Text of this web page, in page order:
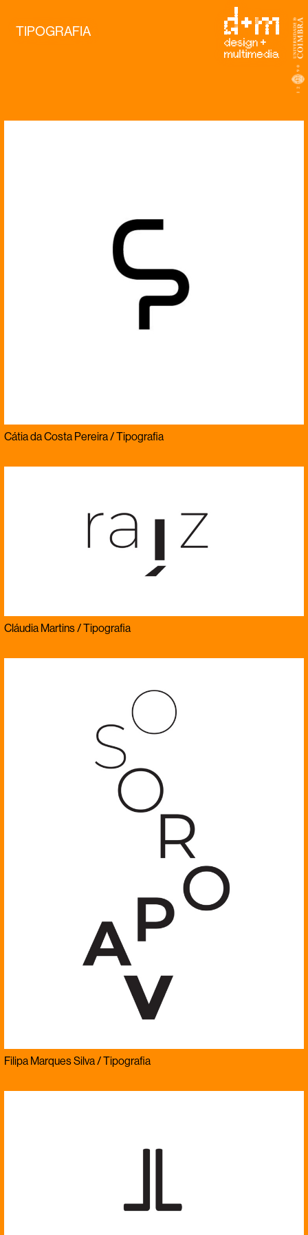
TIPOGRAFIA
Cátia da Costa Pereira / Tipografia
Cláudia Martins / Tipografia
Filipa Marques Silva / Tipografia